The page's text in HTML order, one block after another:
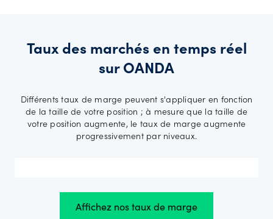
Taux des marchés en temps réel
sur OANDA
Différents taux de marge peuvent s'appliquer en fonction
de la taille de votre position ; à mesure que la taille de
votre position augmente, le taux de marge augmente
progressivement par niveaux.
Affichez nos taux de marge